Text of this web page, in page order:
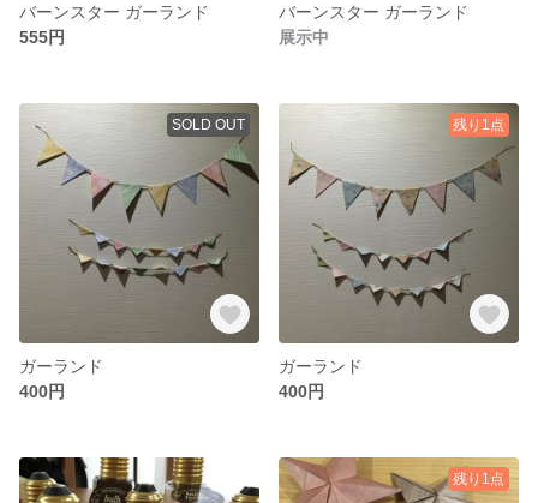
バーンスター ガーランド
555円
バーンスター ガーランド
展示中
SOLD OUT
ガーランド
400円
残り1点
ガーランド
400円
残り1点